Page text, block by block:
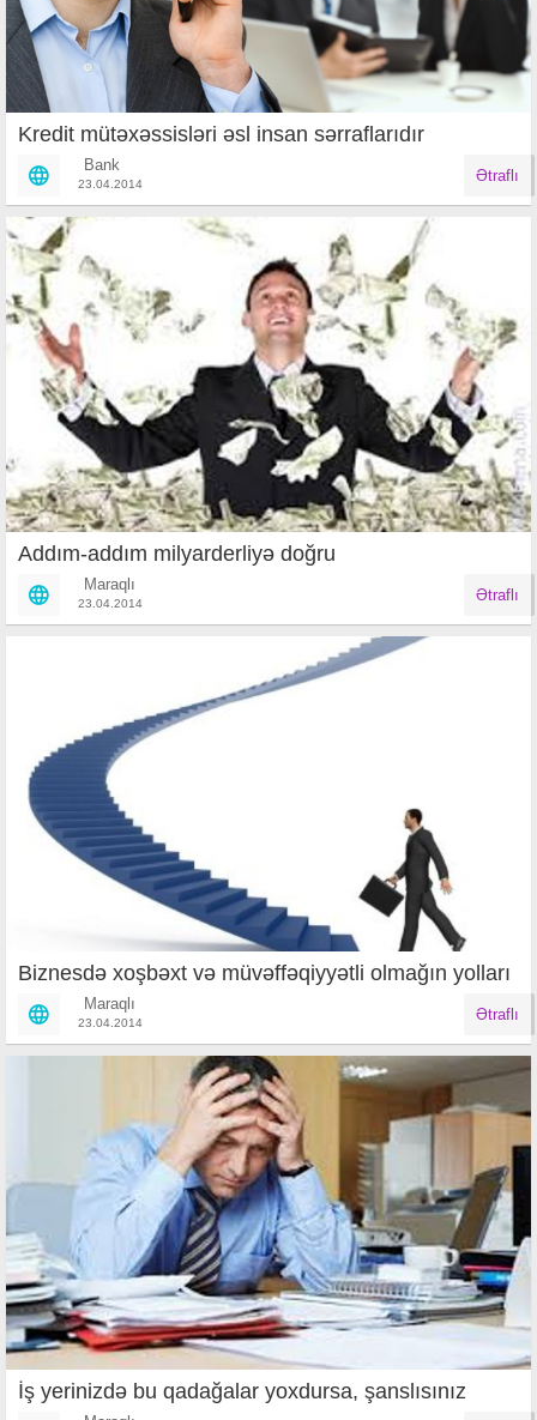
Kredit mütəxəssisləri əsl insan sərraflarıdır
Bank
23.04.2014 Ətraflı
Addım-addım milyarderliyə doğru
Maraqlı
23.04.2014 Ətraflı
Biznesdə xoşbəxt və müvəffəqiyyətli olmağın yolları
Maraqlı
23.04.2014 Ətraflı
İş yerinizdə bu qadağalar yoxdursa, şanslısınız